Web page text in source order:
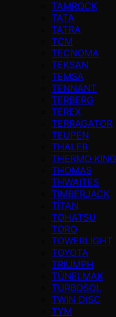
TAMROCK
TATA
TATRA
TCM
TECNOMA
TEKSAN
TEMSA
TENNANT
TERBERG
TEREX
TERRAGATOR
TEUPEN
THALER
THERMO KING
THOMAS
THWAITES
TIMBERJACK
TİTAN
TOHATSU
TORO
TOWERLIGHT
TOYOTA
TRIUMPH
TÜNELMAK
TURBOSOL
TWIN DISC
TYM